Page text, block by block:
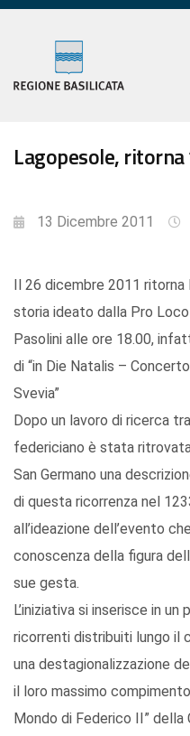
Lagopesole, ritorna
13 Dicembre 2011
Il 26 dicembre 2011
storia ideato dalla Pro
Pasolini alle ore 18.00,
di “in Die Natalis –
Svevia”
Dopo un lavoro di ricerca
federiciano è stata
San Germano una
di questa ricorrenza nel
all’ideazione dell’evento
conoscenza della figura
sue gesta.
L’iniziativa si inserisce in
ricorrenti distribuiti lungo il
una destagionalizzazione
il loro massimo
Mondo di Federico II”